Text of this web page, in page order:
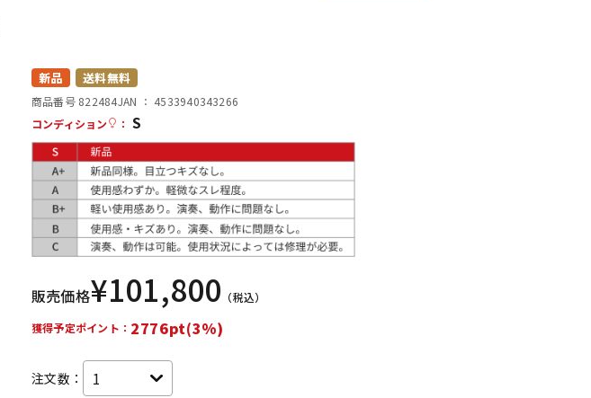
その他楽器 アンプ
レコーディン
グ機器
配信/ライブ
機器
新品 送料無料
商品番号 822484JAN ： 4533940343266
コンディション
： S
販売価格¥101,800 （税込）
獲得予定ポイント： 2776pt(3%)
注文数：